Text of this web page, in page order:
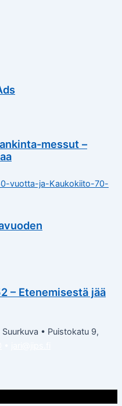
messut –
– Etenemisestä jää
• Puistokatu 9,